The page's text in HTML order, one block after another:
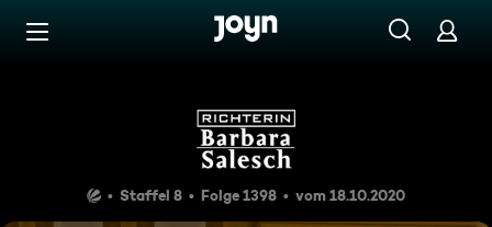
Zum Inhalt springen
Rache für den Vater
Staffel 8 Folge 1398 vom 18.10.2020